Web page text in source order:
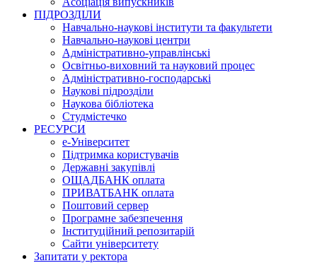
ПІДРОЗДІЛИ
Навчально-наукові інститути та факультети
Навчально-наукові центри
Адміністративно-управлінські
Освітньо-виховний та науковий процес
Адміністративно-господарські
Наукові підрозділи
Наукова бібліотека
Студмістечко
РЕСУРСИ
е-Університет
Підтримка користувачів
Державні закупівлі
ОЩАДБАНК оплата
ПРИВАТБАНК оплата
Поштовий сервер
Програмне забезпечення
Інституційний репозитарій
Сайти університету
Запитати у ректора